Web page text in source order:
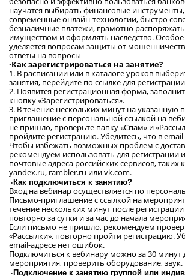
научатся выбирать финансовые
современные онлайн-технологии, быстро
безналичные платежи, грамотно
имуществом и оформлять наследство.
уделяется вопросам защиты от
ответы на вопросы
·Как зарегистрироваться на занятие?
1. В расписании или в каталоге уроков
занятия, перейдите по ссылке для
2. Появится регистрационная форма,
кнопку «Зарегистрироваться».
3. В течение нескольких минут на указанную
приглашение с персональной ссылкой на
не пришло, проверьте папку «Спам» и
пройдите регистрацию. Убедитесь, что в
Чтобы избежать возможных проблем с
рекомендуем использовать для регистрации
почтовые адреса российских сервисов, таких
yandex.ru, rambler.ru или vk.com.
·Как подключиться к занятию?
Вход на вебинар осуществляется по
Письмо-приглашение с ссылкой на
течение нескольких минут после
повторно за сутки и за час до начала
Если письмо не пришло, рекомендуем
«Рассылки», повторно пройти регистрацию.
email-адресе нет ошибок.
Подключиться к вебинару можно за 30 минут
мероприятия, проверить оборудование, звук.
·Подключение к занятию группой или